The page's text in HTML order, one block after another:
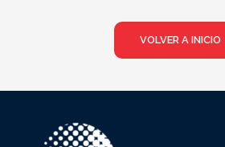
VOLVER A INICIO